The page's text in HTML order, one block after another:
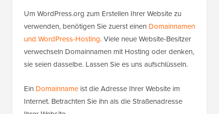
Um WordPress.org zum Erstellen Ihrer Website zu
verwenden, benötigen Sie zuerst einen Domainnamen
und WordPress-Hosting. Viele neue Website-Besitzer
verwechseln Domainnamen mit Hosting oder denken,
sie seien dasselbe. Lassen Sie es uns aufschlüsseln.
Ein Domainname ist die Adresse Ihrer Website im
Internet. Betrachten Sie ihn als die Straßenadresse